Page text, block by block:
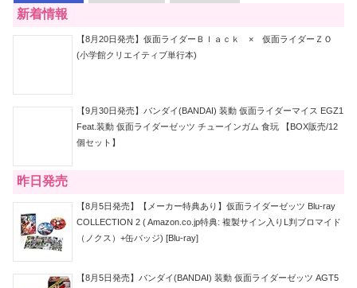
新着情報
【8月20日発売】仮面ライダーＢｌａｃｋ × 仮面ライダーＺＯ
(小学館クリエイティブ単行本)
【9月30日発売】バンダイ(BANDAI) 装動 仮面ライダーマイス EGZ1
Feat.装動 仮面ライダーゼッツ チューインガム 食玩 【BOX販売/12
個セット】
昨日発売
【8月5日発売】【メーカー特典あり】仮面ライダーゼッツ Blu-ray
COLLECTION 2 ( Amazon.co.jp特典: 複製サイン入りL判ブロマイド
（ノクス）+缶バッジ) [Blu-ray]
【8月5日発売】バンダイ(BANDAI) 装動 仮面ライダーゼッツ AGT5